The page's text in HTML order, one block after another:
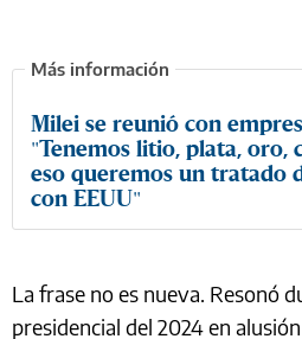
Milei se reunió con
"Tenemos litio, plata, oro,
eso queremos un tratado
con EEUU"
La frase no es nueva. Resonó
presidencial del 2024 en